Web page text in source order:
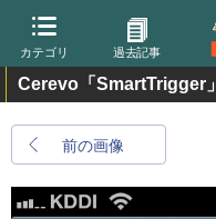
カテゴリ 過去記事
Cerevo「SmartTrigger」
前の画像